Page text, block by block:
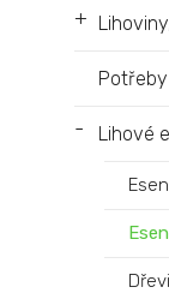
+
- Lihové